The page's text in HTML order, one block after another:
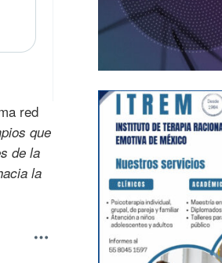
red
que
de la
la